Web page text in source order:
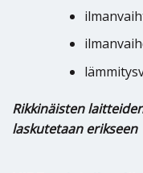
Rikkinäisten
laskutetaan erikseen